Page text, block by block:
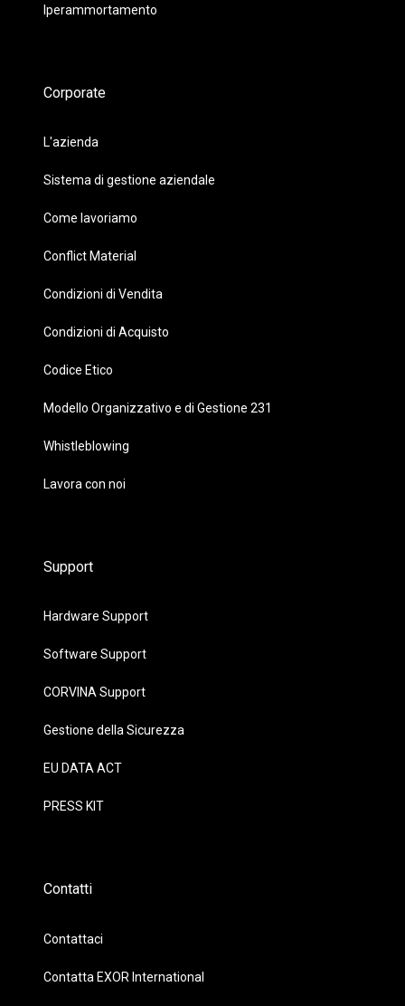
Iperammortamento
Corporate
L'azienda
Sistema di gestione aziendale
Come lavoriamo
Conflict Material
Condizioni di Vendita
Condizioni di Acquisto
Codice Etico
Modello Organizzativo e di Gestione 231
Whistleblowing
Lavora con noi
Support
Hardware Support
Software Support
CORVINA Support
Gestione della Sicurezza
EU DATA ACT
PRESS KIT
Contatti
Contattaci
Contatta EXOR International